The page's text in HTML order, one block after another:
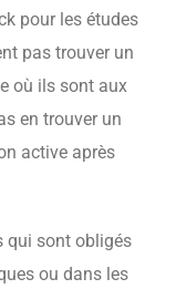
pour les études
pas trouver un
où ils sont aux
en trouver un
active après
qui sont obligés
ou dans les